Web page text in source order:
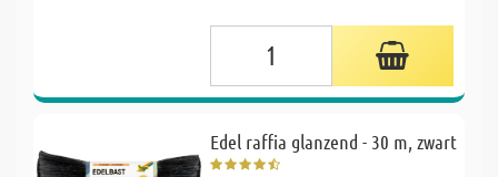
Edel raffia glanzend - 30 m, zwart